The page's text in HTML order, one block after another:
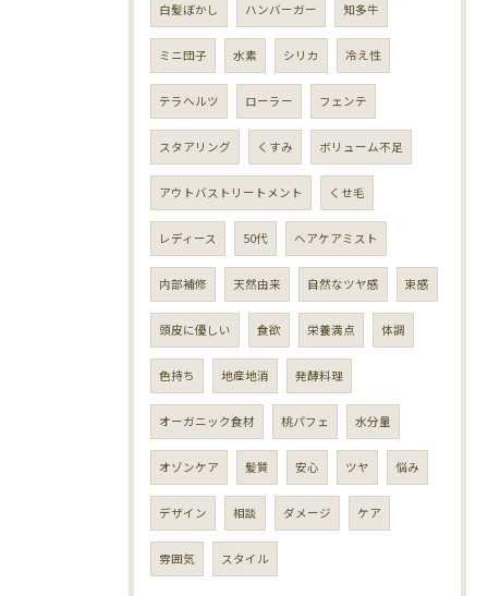
白髪ぼかし ハンバーガー 知多牛
ミニ団子 水素 シリカ 冷え性
テラヘルツ ローラー フェンテ
スタアリング くすみ ボリューム不足
アウトバストリートメント くせ毛
レディース 50代 ヘアケアミスト
内部補修 天然由来 自然なツヤ感 束感
頭皮に優しい 食欲 栄養満点 体調
色持ち 地産地消 発酵料理
オーガニック食材 桃パフェ 水分量
オゾンケア 髪質 安心 ツヤ 悩み
デザイン 相談 ダメージ ケア
雰囲気 スタイル